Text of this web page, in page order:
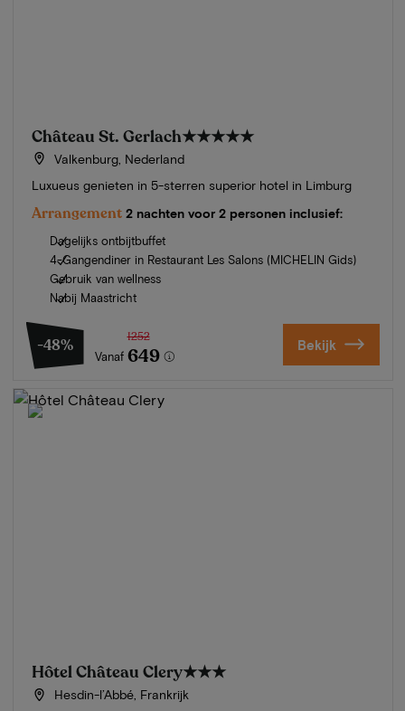
Château St. Gerlach★★★★★
Valkenburg, Nederland
Luxueus genieten in 5-sterren superior hotel in Limburg
Arrangement 2 nachten voor 2 personen inclusief:
Dagelijks ontbijtbuffet
4-Gangendiner in Restaurant Les Salons (MICHELIN Gids)
Gebruik van wellness
Nabij Maastricht
-48%
Vanaf
1252
649 Bekijk
Hôtel Château Clery★★★
Hesdin-l’Abbé, Frankrijk